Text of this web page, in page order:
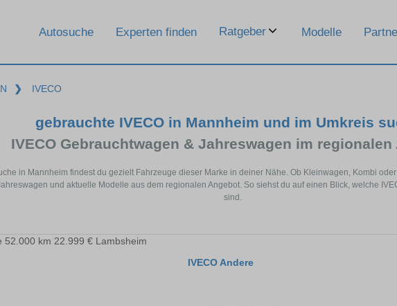
Autosuche Experten finden Ratgeber Modelle
❯ IVECO
gebrauchte IVECO in Mannheim und im Umkreis
IVECO Gebrauchtwagen & Jahreswagen im regionalen
in Mannheim findest du gezielt Fahrzeuge dieser Marke in deiner Nähe. Ob Kleinwagen, Kombi
und aktuelle Modelle aus dem regionalen Angebot. So siehst du auf einen Blick, welche
sind.
IVECO Andere